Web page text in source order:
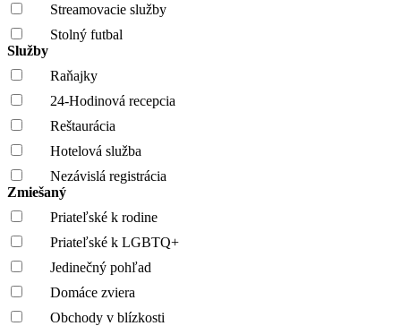
Streamovacie služby
Stolný futbal
Služby
Raňajky
24-Hodinová recepcia
Reštaurácia
Hotelová služba
Nezávislá registrácia
Zmiešaný
Priateľské k rodine
Priateľské k LGBTQ+
Jedinečný pohľad
Domáce zviera
Obchody v blízkosti